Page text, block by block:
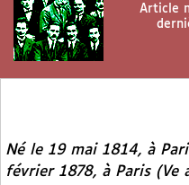
Article
Né le 19 mai 1814, à
février 1878, à Paris (Ve